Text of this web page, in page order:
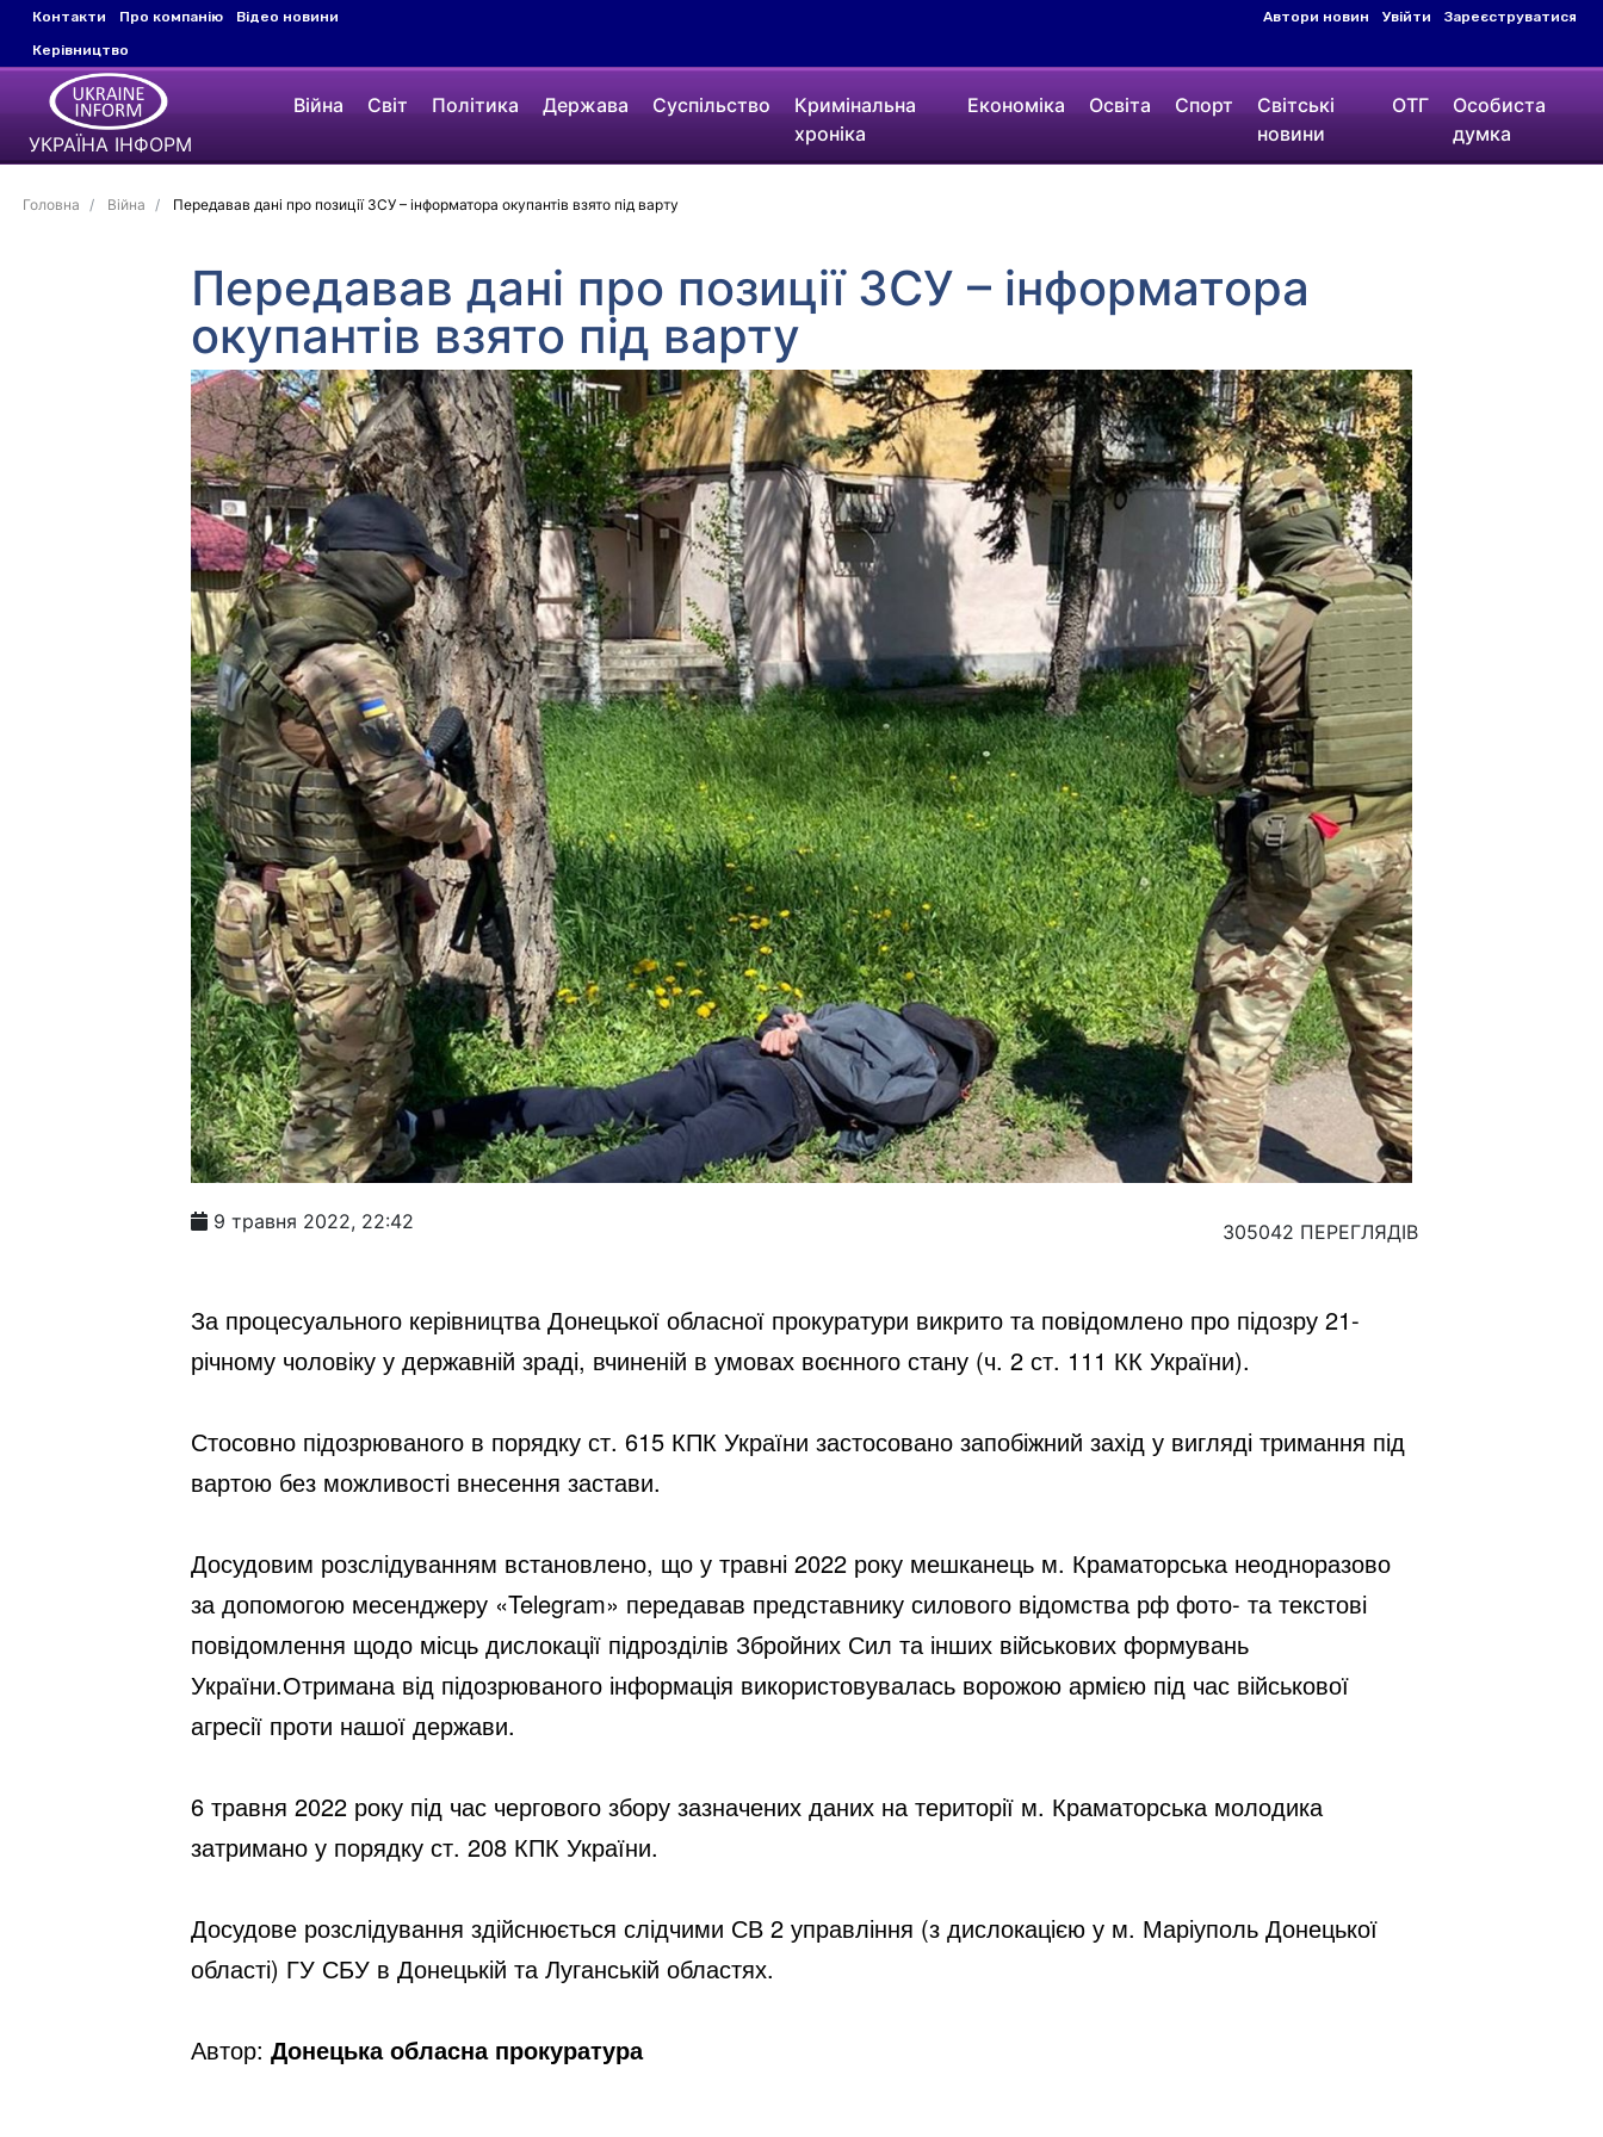
Контакти Про компанію
Відео новини
Керівництво
Автори новин Увійти Зареєструватися
УКРАЇНА ІНФОРМ
Війна Світ Політика Держава Суспільство
Кримінальна
хроніка
Економіка Освіта Спорт
Світські
новини
ОТГ
Особиста
думка
Головна Війна Передавав дані про позиції ЗСУ – інформатора окупантів взято під варту
Передавав дані про позиції ЗСУ – інформатора
окупантів взято під варту
9 травня 2022, 22:42 305042 ПЕРЕГЛЯДІВ
За процесуального керівництва Донецької обласної прокуратури викрито та повідомлено про підозру 21-
річному чоловіку у державній зраді, вчиненій в умовах воєнного стану (ч. 2 ст. 111 КК України).
Стосовно підозрюваного в порядку ст. 615 КПК України застосовано запобіжний захід у вигляді тримання під
вартою без можливості внесення застави.
Досудовим розслідуванням встановлено, що у травні 2022 року мешканець м. Краматорська неодноразово
за допомогою месенджеру «Telegram» передавав представнику силового відомства рф фото- та текстові
повідомлення щодо місць дислокації підрозділів Збройних Сил та інших військових формувань
України.Отримана від підозрюваного інформація використовувалась ворожою армією під час військової
агресії проти нашої держави.
6 травня 2022 року під час чергового збору зазначених даних на території м. Краматорська молодика
затримано у порядку ст. 208 КПК України.
Досудове розслідування здійснюється слідчими СВ 2 управління (з дислокацією у м. Маріуполь Донецької
області) ГУ СБУ в Донецькій та Луганській областях.
Автор: Донецька обласна прокуратура